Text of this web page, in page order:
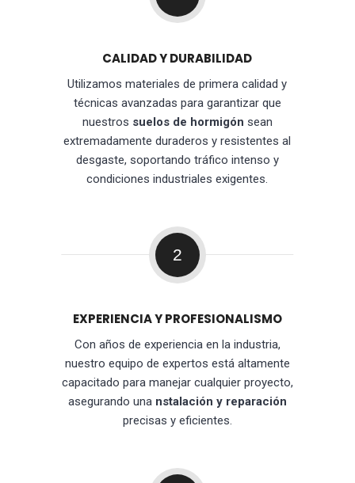
CALIDAD Y DURABILIDAD
Utilizamos materiales de primera calidad y
técnicas avanzadas para garantizar que
nuestros suelos de hormigón sean
extremadamente duraderos y resistentes al
desgaste, soportando tráfico intenso y
condiciones industriales exigentes.
2
EXPERIENCIA Y PROFESIONALISMO
Con años de experiencia en la industria,
nuestro equipo de expertos está altamente
capacitado para manejar cualquier proyecto,
asegurando una nstalación y reparación
precisas y eficientes.